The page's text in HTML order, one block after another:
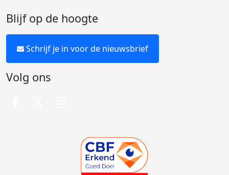
Blijf op de hoogte
Schrijf je in voor de nieuwsbrief
Volg ons